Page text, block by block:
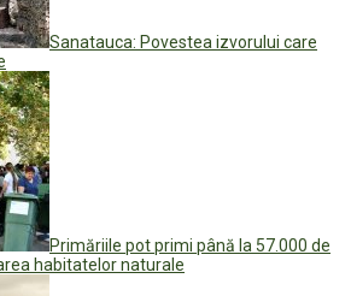
Sanatauca: Povestea izvorului care
Primăriile pot primi până la 57.000 de
habitatelor naturale